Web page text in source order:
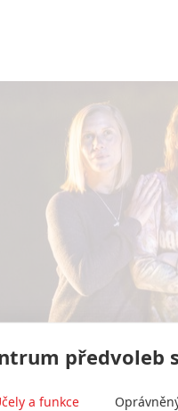
Katee Sackhoff bojuje s
předvoleb
a funkce